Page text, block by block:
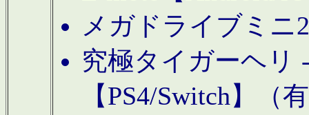
メガドライブミニ
究極タイガーヘリ
【PS4/Switch】（